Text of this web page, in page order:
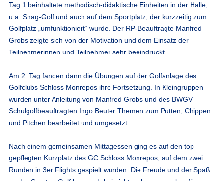
Tag 1 beinhaltete methodisch-didaktische Einheiten in der Halle,
u.a. Snag-Golf und auch auf dem Sportplatz, der kurzzeitig zum
Golfplatz „umfunktioniert“ wurde. Der RP-Beauftragte Manfred
Grobs zeigte sich von der Motivation und dem Einsatz der
Teilnehmerinnen und Teilnehmer sehr beeindruckt.
Am 2. Tag fanden dann die Übungen auf der Golfanlage des
Golfclubs Schloss Monrepos ihre Fortsetzung. In Kleingruppen
wurden unter Anleitung von Manfred Grobs und des BWGV
Schulgolfbeauftragten Ingo Beuter Themen zum Putten, Chippen
und Pitchen bearbeitet und umgesetzt.
Nach einem gemeinsamen Mittagessen ging es auf den top
gepflegten Kurzplatz des GC Schloss Monrepos, auf dem zwei
Runden in 3er Flights gespielt wurden. Die Freude und der Spaß